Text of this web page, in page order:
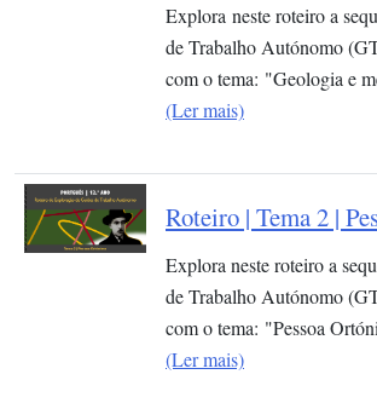
Explora neste roteiro a
de Trabalho Autónomo
com o tema: "Geologia e
(Ler mais)
Roteiro | Tema 2 |
Explora neste roteiro a
de Trabalho Autónomo
com o tema: "Pessoa
(Ler mais)